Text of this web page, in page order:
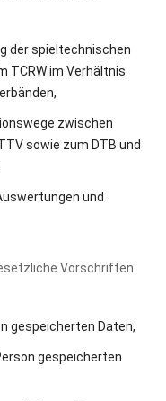
der spieltechnischen
TCRW im Verhältnis
zwischen
sowie zum DTB und
und
Vorschriften
gespeicherten Daten,
gespeicherten